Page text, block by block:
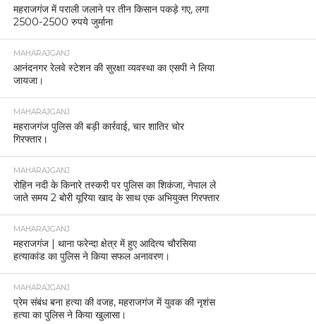
महराजगंज में पराली जलाने पर तीन किसान पकड़े गए, लगा
2500-2500 रुपये जुर्माना
MAHARAJGANJ
आनंदनगर रेलवे स्टेशन की सुरक्षा व्यवस्था का एसपी ने लिया
जायजा।
MAHARAJGANJ
महराजगंज पुलिस की बड़ी कार्रवाई, चार शातिर चोर
गिरफ्तार।
MAHARAJGANJ
रोहिन नदी के किनारे तस्करी पर पुलिस का शिकंजा, नेपाल ले
जाते समय 2 बोरी यूरिया खाद के साथ एक अभियुक्त गिरफ्तार
MAHARAJGANJ
महराजगंज | थाना फरेन्दा क्षेत्र में हुए आदित्य चौरसिया
हत्याकांड का पुलिस ने किया सफल अनावरण।
MAHARAJGANJ
प्रेम संबंध बना हत्या की वजह, महराजगंज में युवक की नृशंस
हत्या का पुलिस ने किया खुलासा।